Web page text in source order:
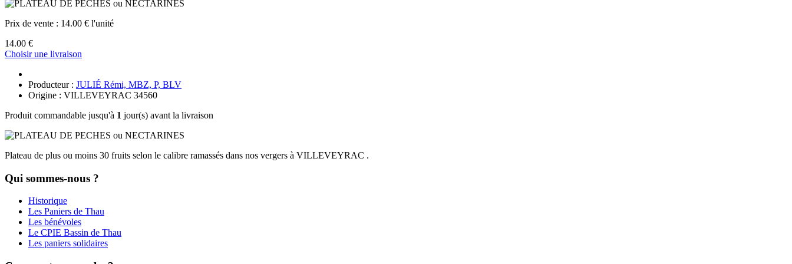
Prix de vente : 14.00 € l'unité
14.00 €
Choisir une livraison
Producteur : JULIÉ Rémi, MBZ, P, BLV
Origine : VILLEVEYRAC 34560
Produit commandable jusqu'à 1 jour(s) avant la livraison
Plateau de plus ou moins 30 fruits selon le calibre ramassés dans nos vergers à VILLEVEYRAC .
Qui sommes-nous ?
Historique
Les Paniers de Thau
Les bénévoles
Le CPIE Bassin de Thau
Les paniers solidaires